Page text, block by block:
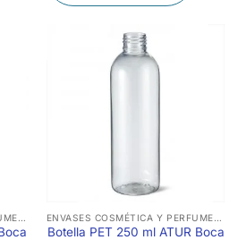
ENVASES COSMÉTICA Y PERFUMERÍA ENVASES COSMÉTICA Y PERFUMERÍA
Botella PET 250 ml ATUR Boca